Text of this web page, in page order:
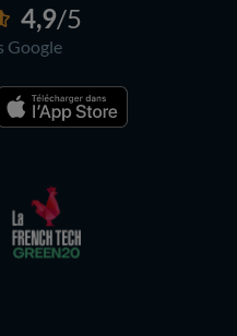
4,9/5
Google